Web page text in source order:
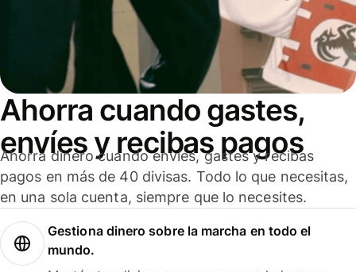
Ahorra cuando gastes,
envíes y recibas pagos
Ahorra dinero cuando envíes, gastes y recibas
pagos en más de 40 divisas. Todo lo que necesitas,
en una sola cuenta, siempre que lo necesites.
Gestiona dinero sobre la marcha en todo el
mundo.